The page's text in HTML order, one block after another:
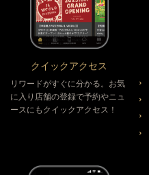
クイックアクセス
リワードがすぐに分かる。お気
に入り店舗の登録で予約やニュ
ースにもクイックアクセス！